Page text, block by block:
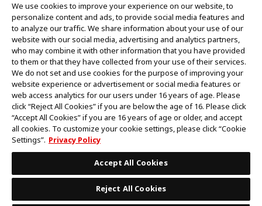
©Eiichiro Oda/Shueisha
©Eiichiro Oda/Shueisha, Toei Animation
ห้ามคัดลอกรูปภาพ,ข้อความและข้อมูลทั้งหมดในเว็บไซต์นี้โดยไม่ได้รับอนุญาต
โปรดทราบว่ารูปภาพในเว็บไซต์นี้อาจแตกต่างจากสินค้าจริงที่อยู่ระหว่างการพัฒนา
*Apple และโลโก้ Apple เป็นเครื่องหมายการค้าของบริษัท Apple Inc.
*Google Play และโลโก้ Google Play เป็นเครื่องหมายการค้าหรือจดทะเบียน
เครื่องหมายการค้าของบริษัท Google LLC.
We use cookies to improve your experience on our website, to
personalize content and ads, to provide social media features and
to analyze our traffic. We share information about your use of our
website with our social media, advertising and analytics partners,
who may combine it with other information that you have provided
to them or that they have collected from your use of their services.
We do not set and use cookies for the purpose of improving your
website experience or advertisement or social media features or
web access analytics for our users under 16 years of age. Please
click “Reject All Cookies” if you are below the age of 16. Please click
“Accept All Cookies” if you are 16 years of age or older, and accept
all cookies. To customize your cookie settings, please click “Cookie
Settings”. Privacy Policy
Accept All Cookies
Reject All Cookies